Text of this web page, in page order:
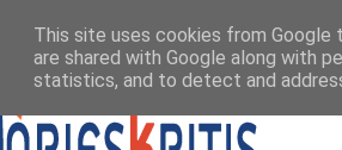
This site uses cookies from Google
are shared with Google along with
statistics, and to detect and